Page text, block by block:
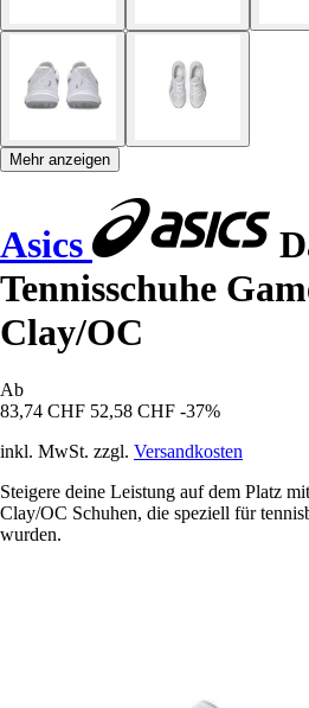
Mehr anzeigen
Asics
Tennisschuhe
Clay/OC
Ab
83,74 CHF 52,58 CHF -37%
inkl. MwSt. zzgl. Versandkosten
Steigere deine Leistung auf dem Platz
Clay/OC Schuhen, die speziell für
wurden.